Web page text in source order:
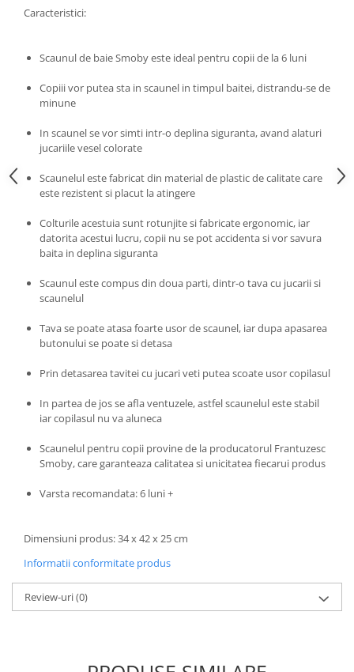
Prosperplast
Ravensburger
Sequin Art
Silverlit
Simba
Spin Master
Stragoo Games
Sycomore
Topbright
Viga Toys
Woody
Caracteristici:
Scaunul de baie Smoby este ideal pentru copii de la 6 luni
Copiii vor putea sta in scaunel in timpul baitei, distrandu-se de
minune
In scaunel se vor simti intr-o deplina siguranta, avand alaturi
jucariile vesel colorate
Scaunelul este fabricat din material de plastic de calitate care
este rezistent si placut la atingere
Colturile acestuia sunt rotunjite si fabricate ergonomic, iar
datorita acestui lucru, copii nu se pot accidenta si vor savura
baita in deplina siguranta
Scaunul este compus din doua parti, dintr-o tava cu jucarii si
scaunelul
Tava se poate atasa foarte usor de scaunel, iar dupa apasarea
butonului se poate si detasa
Prin detasarea tavitei cu jucari veti putea scoate usor copilasul
In partea de jos se afla ventuzele, astfel scaunelul este stabil
iar copilasul nu va aluneca
Scaunelul pentru copii provine de la producatorul Frantuzesc
Smoby, care garanteaza calitatea si unicitatea fiecarui produs
Varsta recomandata: 6 luni +
Dimensiuni produs: 34 x 42 x 25 cm
Informatii conformitate produs
Review-uri(0)